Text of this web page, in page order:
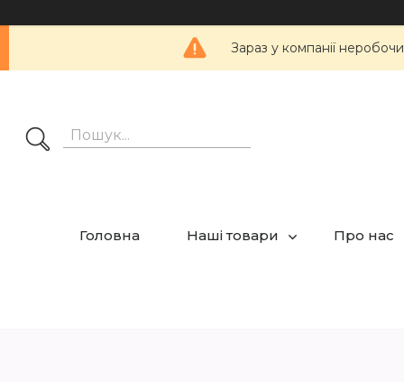
Зараз у компанії
Головна Наші товари Про нас